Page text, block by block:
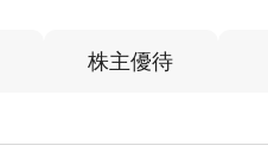
株主優待